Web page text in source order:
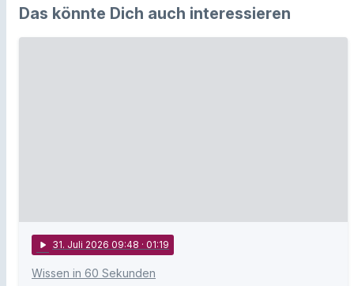
Das könnte Dich auch interessieren
play_arrow 31. Juli 2026 09:48 · 01:19
Wissen in 60 Sekunden